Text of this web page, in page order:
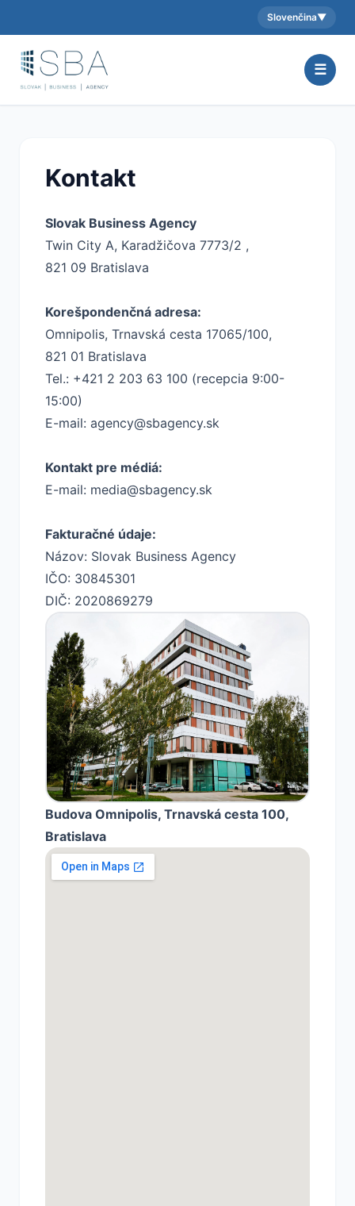
Aktuálny jazyk:
Slovenčina▼
☰
Kontakt
Slovak Business Agency
Twin City A, Karadžičova 7773/2 ,
821 09 Bratislava
Korešpondenčná adresa:
Omnipolis, Trnavská cesta 17065/100,
821 01 Bratislava
Tel.: +421 2 203 63 100 (recepcia 9:00-
15:00)
E-mail: agency@sbagency.sk
Kontakt pre médiá:
E-mail: media@sbagency.sk
Fakturačné údaje:
Názov: Slovak Business Agency
IČO: 30845301
DIČ: 2020869279
Budova Omnipolis, Trnavská cesta 100,
Bratislava